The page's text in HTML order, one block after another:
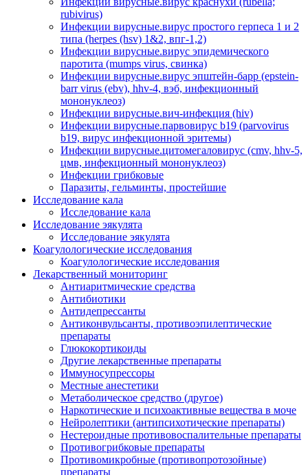
rubivirus)
Инфекции вирусные.вирус простого герпеса 1 и 2
типа (herpes (hsv) 1&2, впг-1,2)
Инфекции вирусные.вирус эпидемического
паротита (mumps virus, свинка)
Инфекции вирусные.вирус эпштейн-барр (epstein-
barr virus (ebv), hhv-4, вэб, инфекционный
мононуклеоз)
Инфекции вирусные.вич-инфекция (hiv)
Инфекции вирусные.парвовирус b19 (parvovirus
b19, вирус инфекционной эритемы)
Инфекции вирусные.цитомегаловирус (cmv, hhv-5,
цмв, инфекционный мононуклеоз)
Инфекции грибковые
Паразиты, гельминты, простейшие
Исследование кала
Исследование кала
Исследование эякулята
Исследование эякулята
Коагулологические исследования
Коагулологические исследования
Лекарственный мониторинг
Антиаритмические средства
Антибиотики
Антидепрессанты
Антиконвульсанты, противоэпилептические
препараты
Глюкокортикоиды
Другие лекарственные препараты
Иммуносупрессоры
Местные анестетики
Метаболическое средство (другое)
Наркотические и психоактивные вещества в моче
Нейролептики (антипсихотические препараты)
Нестероидные противовоспалительные препараты
Противогрибковые препараты
Противомикробные (противопротозойные)
препараты